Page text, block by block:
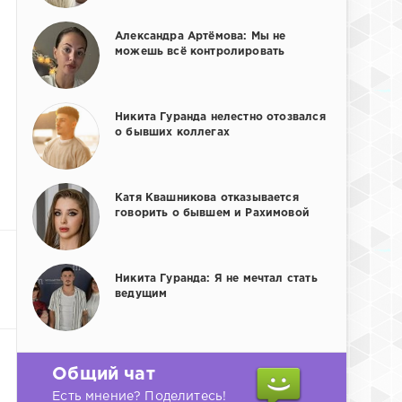
Александра Артёмова: Мы не
можешь всё контролировать
Никита Гуранда нелестно отозвался
о бывших коллегах
Катя Квашникова отказывается
говорить о бывшем и Рахимовой
Никита Гуранда: Я не мечтал стать
ведущим
Общий чат
Есть мнение? Поделитесь!